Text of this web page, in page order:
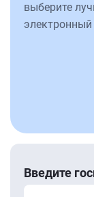
выберите
электронный
Введите